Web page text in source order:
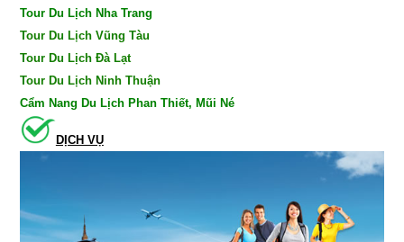
Tour Du Lịch Nha Trang
Tour Du Lịch Vũng Tàu
Tour Du Lịch Đà Lạt
Tour Du Lịch Ninh Thuận
Cẩm Nang Du Lịch Phan Thiết, Mũi Né
DỊCH VỤ